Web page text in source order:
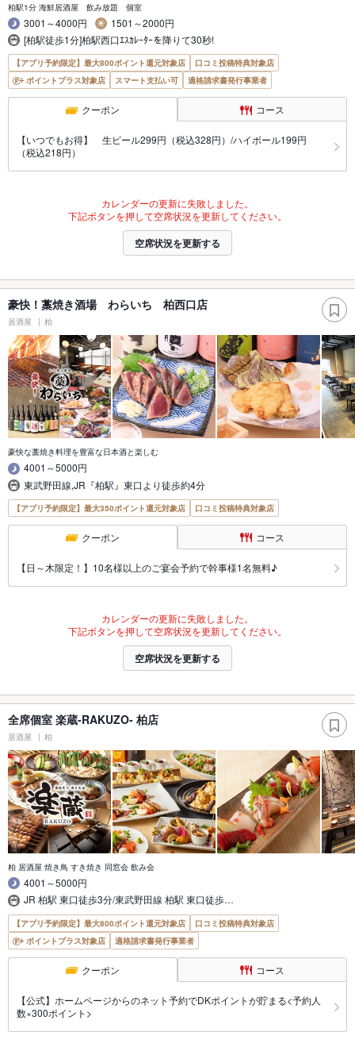
柏駅1分 海鮮居酒屋 飲み放題 個室
3001～4000円
1501～2000円
[柏駅徒歩1分]柏駅西口ｴｽｶﾚｰﾀｰを降りて30秒!
【アプリ予約限定】最大800ポイント還元対象店
口コミ投稿特典対象店
ポイントプラス対象店
スマート支払い可 適格請求書発行事業者
クーポン コース
【いつでもお得】 生ビール299円（税込328円）/ハイボール199円
（税込218円）
カレンダーの更新に失敗しました。
下記ボタンを押して空席状況を更新してください。
空席状況を更新する
豪快！藁焼き酒場 わらいち 柏西口店
居酒屋 柏
豪快な藁焼き料理を豊富な日本酒と楽しむ
4001～5000円
東武野田線,JR『柏駅』東口より徒歩約4分
【アプリ予約限定】最大350ポイント還元対象店 口コミ投稿特典対象店
クーポン コース
【日～木限定！】10名様以上のご宴会予約で幹事様1名無料♪
カレンダーの更新に失敗しました。
下記ボタンを押して空席状況を更新してください。
空席状況を更新する
全席個室 楽蔵‐RAKUZO‐ 柏店
居酒屋 柏
柏 居酒屋 焼き鳥 すき焼き 同窓会 飲み会
4001～5000円
JR 柏駅 東口徒歩3分/東武野田線 柏駅 東口徒歩…
【アプリ予約限定】最大800ポイント還元対象店
口コミ投稿特典対象店
ポイントプラス対象店
適格請求書発行事業者
クーポン コース
【公式】ホームページからのネット予約でDKポイントが貯まる<予約人
数×300ポイント>